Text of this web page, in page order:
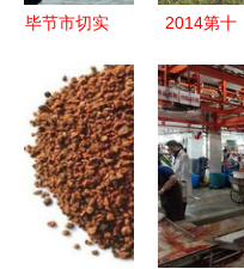
新高
毕节市切实
渔业安全生
产督察工作
确保生产秩
序与生态保
护并举
2014第十
牧饲料科技
与经济高层
论坛暨华东
南地区畜牧
饲料区域经